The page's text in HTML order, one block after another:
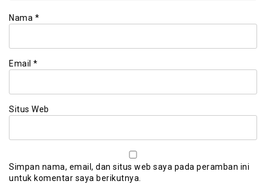
Nama *
Email *
Situs Web
Simpan nama, email, dan situs web saya pada peramban ini
untuk komentar saya berikutnya.